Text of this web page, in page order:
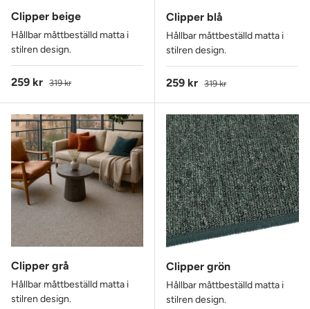
Clipper beige
Hållbar måttbeställd matta i
stilren design.
Reapris
259 kr Ordinarie pris
319 kr
Clipper blå
Hållbar måttbeställd matta i
stilren design.
Reapris
259 kr Ordinarie pris
319 kr
Clipper grå
Hållbar måttbeställd matta i
stilren design.
Clipper grön
Hållbar måttbeställd matta i
stilren design.